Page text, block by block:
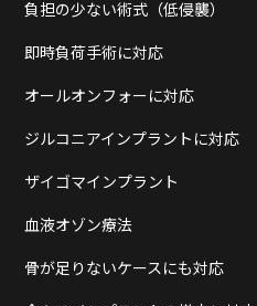
負担の少ない術式（低侵襲）
即時負荷手術に対応
オールオンフォーに対応
ジルコニアインプラントに対応
ザイゴマインプラント
血液オゾン療法
骨が足りないケースにも対応